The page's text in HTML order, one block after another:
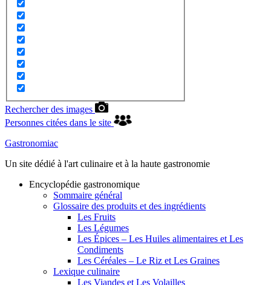
Rechercher des images
Personnes citées dans le site
Gastronomiac
Un site dédié à l'art culinaire et à la haute gastronomie
Encyclopédie gastronomique
Sommaire général
Glossaire des produits et des ingrédients
Les Fruits
Les Légumes
Les Épices – Les Huiles alimentaires et Les
Condiments
Les Céréales – Le Riz et Les Graines
Lexique culinaire
Les Viandes et Les Volailles